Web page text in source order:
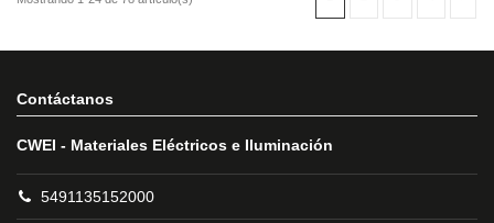
Contáctanos
CWEI - Materiales Eléctricos e Iluminación
5491135152000